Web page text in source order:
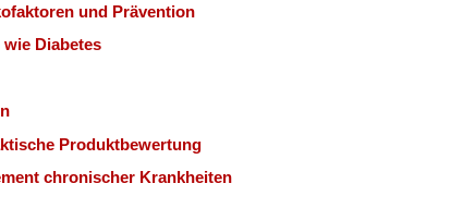
und Prävention
Diabetes
Produktbewertung
chronischer Krankheiten